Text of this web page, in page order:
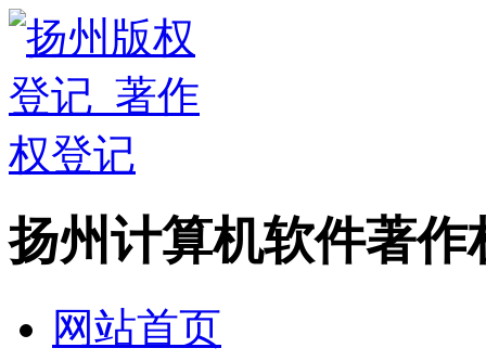
扬州计算机软件著
网站首页